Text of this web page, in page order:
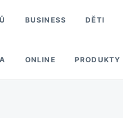
BUSINESS DĚTI
ONLINE PRODUKTY